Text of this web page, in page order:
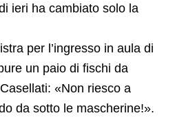
ieri ha cambiato solo la
per l’ingresso in aula di
un paio di fischi da
«Non riesco a
da sotto le mascherine!».